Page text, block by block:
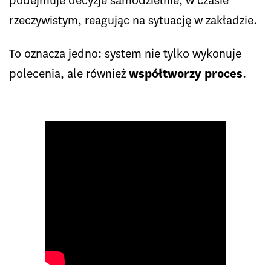
rzeczywistym, reagując na sytuację w zakładzie.
To oznacza jedno: system nie tylko wykonuje
polecenia, ale równieżwspółtworzy proces.